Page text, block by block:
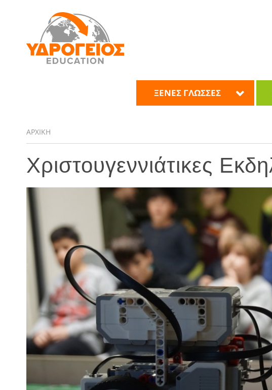
ΞΕΝΕΣ ΓΛΩΣΣΕΣ
ΑΡΧΙΚΗ
Χριστουγεννιάτικες